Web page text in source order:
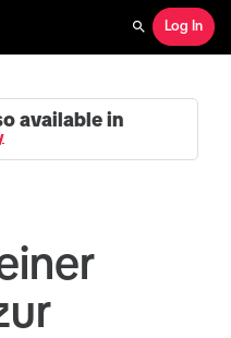
Search
Log In
available in